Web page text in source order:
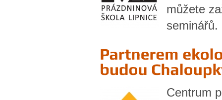
můžete
seminářů.
Centrum